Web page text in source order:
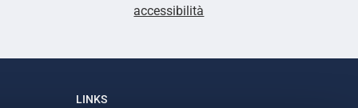
accessibilità
LINKS